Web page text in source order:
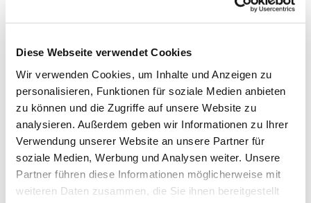
Diese Webseite verwendet Cookies
Wir verwenden Cookies, um Inhalte und Anzeigen zu
personalisieren, Funktionen für soziale Medien anbieten
zu können und die Zugriffe auf unsere Website zu
analysieren. Außerdem geben wir Informationen zu Ihrer
Verwendung unserer Website an unsere Partner für
soziale Medien, Werbung und Analysen weiter. Unsere
Partner führen diese Informationen möglicherweise mit
weiteren Daten zusammen, die Sie ihnen bereitgestellt
Dienstag, 13. April 2027, 18:30 Uhr
St. Bonifatius, Bahnhofstraße 38,